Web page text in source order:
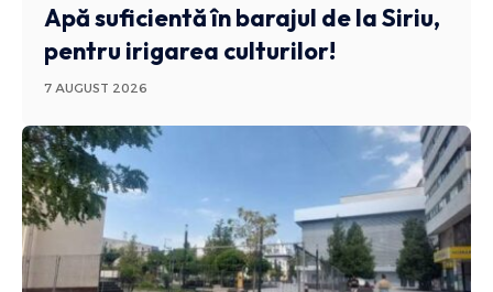
Apă suficientă în barajul de la Siriu,
pentru irigarea culturilor!
7 AUGUST 2026